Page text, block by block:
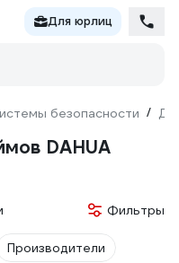
Для юрлиц
безопасности /
DAHUA
Фильтры
Производители